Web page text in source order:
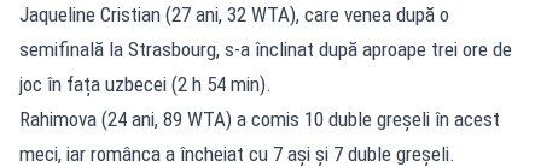
Jaqueline Cristian (27 ani, 32 WTA), care venea după o
semifinală la Strasbourg, s-a înclinat după aproape trei ore de
joc în fața uzbecei (2 h 54 min).
Rahimova (24 ani, 89 WTA) a comis 10 duble greșeli în acest
meci, iar românca a încheiat cu 7 ași și 7 duble greșeli.